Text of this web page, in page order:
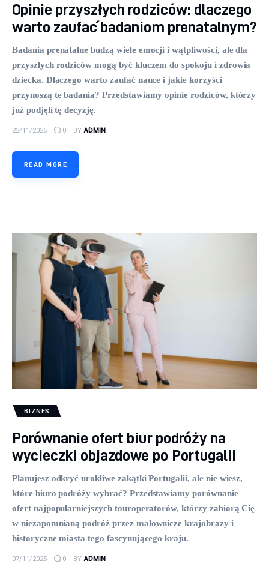
Opinie przyszłych rodziców: dlaczego
warto zaufać badaniom prenatalnym?
Badania prenatalne budzą wiele emocji i wątpliwości, ale dla
przyszłych rodziców mogą być kluczem do spokoju i zdrowia
dziecka. Dlaczego warto zaufać nauce i jakie korzyści
przynoszą te badania? Przedstawiamy opinie rodziców, którzy
już podjęli tę decyzję.
22/11/2025 0 BY ADMIN
READ MORE
BIZNES
Porównanie ofert biur podróży na
wycieczki objazdowe po Portugalii
Planujesz odkryć urokliwe zakątki Portugalii, ale nie wiesz,
które biuro podróży wybrać? Przedstawiamy porównanie
ofert najpopularniejszych touroperatorów, którzy zabiorą Cię
w niezapomnianą podróż przez malownicze krajobrazy i
historyczne miasta tego fascynującego kraju.
07/11/2025 0 BY ADMIN